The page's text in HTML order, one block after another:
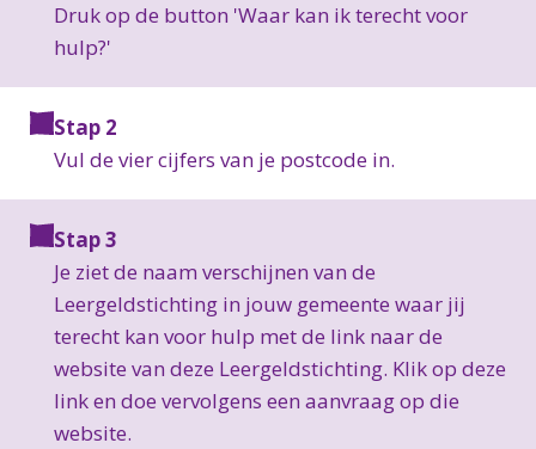
Druk op de button 'Waar kan ik terecht voor
hulp?'
Stap 2
Vul de vier cijfers van je postcode in.
Stap 3
Je ziet de naam verschijnen van de
Leergeldstichting in jouw gemeente waar jij
terecht kan voor hulp met de link naar de
website van deze Leergeldstichting. Klik op deze
link en doe vervolgens een aanvraag op die
website.